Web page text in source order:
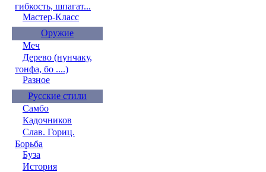
гибкость, шпагат...
Мастер-Класс
Оружие
Меч
Дерево (нунчаку,
тонфа, бо ....)
Разное
Русские стили
Самбо
Кадочников
Слав. Гориц.
Борьба
Буза
История